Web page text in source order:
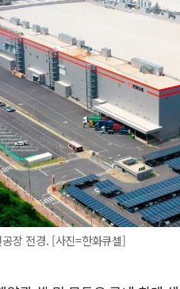
장 전경. [사진=한화큐셀]